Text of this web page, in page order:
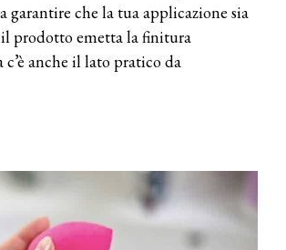
garantire che la tua applicazione sia
prodotto emetta la finitura
c’è anche il lato pratico da